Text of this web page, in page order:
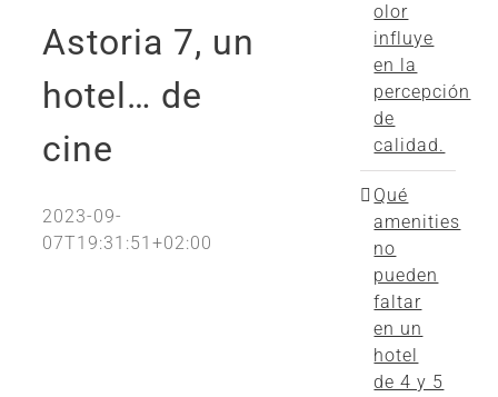
Astoria 7, un
hotel… de
cine
2023-09-
07T19:31:51+02:00
olor
influye
en la
percepción
de
calidad.
Qué
amenities
no
pueden
faltar
en un
hotel
de 4 y 5